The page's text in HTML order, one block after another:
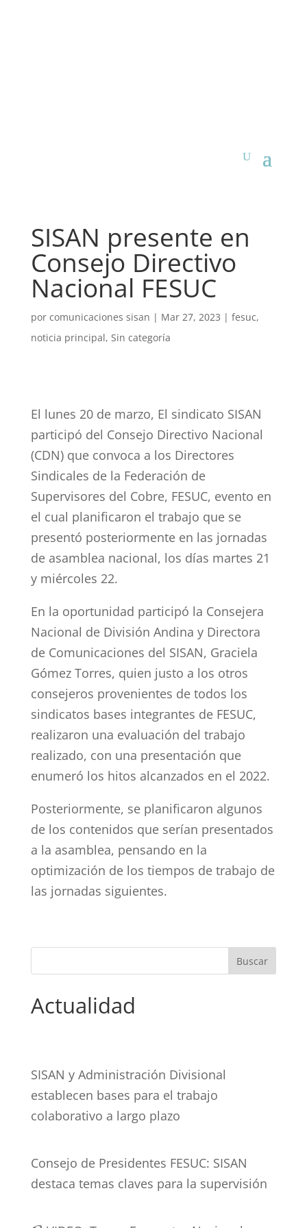
SISAN presente en
Consejo Directivo
Nacional FESUC
por comunicaciones sisan | Mar 27, 2023 | fesuc,
noticia principal, Sin categoría
El lunes 20 de marzo, El sindicato SISAN
participó del Consejo Directivo Nacional
(CDN) que convoca a los Directores
Sindicales de la Federación de
Supervisores del Cobre, FESUC, evento en
el cual planificaron el trabajo que se
presentó posteriormente en las jornadas
de asamblea nacional, los días martes 21
y miércoles 22.
En la oportunidad participó la Consejera
Nacional de División Andina y Directora
de Comunicaciones del SISAN, Graciela
Gómez Torres, quien justo a los otros
consejeros provenientes de todos los
sindicatos bases integrantes de FESUC,
realizaron una evaluación del trabajo
realizado, con una presentación que
enumeró los hitos alcanzados en el 2022.
Posteriormente, se planificaron algunos
de los contenidos que serían presentados
a la asamblea, pensando en la
optimización de los tiempos de trabajo de
las jornadas siguientes.
Actualidad
SISAN y Administración Divisional
establecen bases para el trabajo
colaborativo a largo plazo
Consejo de Presidentes FESUC: SISAN
destaca temas claves para la supervisión